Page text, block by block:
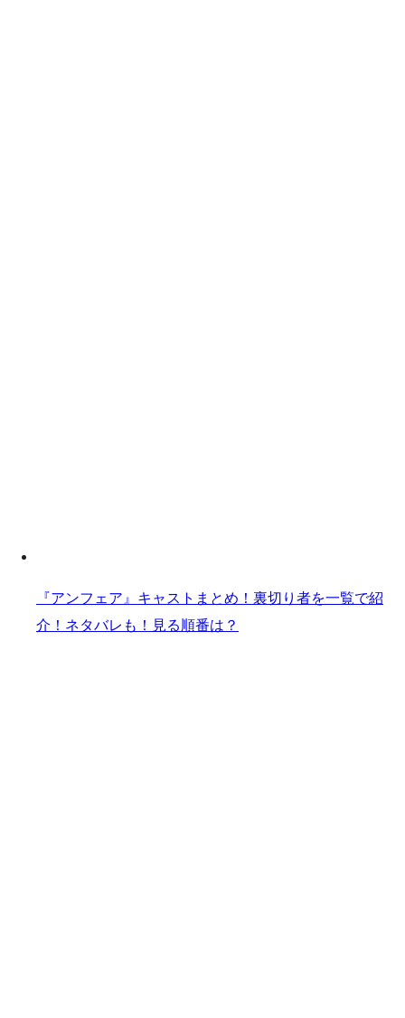
『アンフェア』キャストまとめ！裏切り者を一覧で紹
介！ネタバレも！見る順番は？